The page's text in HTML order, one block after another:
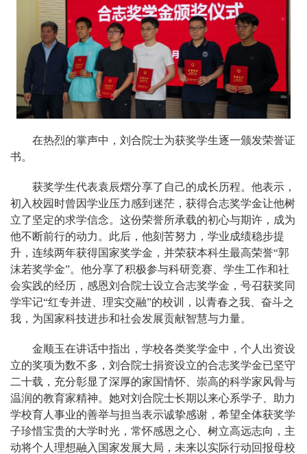
在热烈的掌声中，刘合院士为获奖学生逐一颁发荣誉证
书。
获奖学生代表袁辰熠分享了自己的成长历程。他表示，
初入校园时曾因学业压力感到迷茫， 获得合志奖学金让他树
立了坚定的求学信念。这份荣誉所承载的初心与期许，成为
他不断前行的动力。此后，他刻苦努力，学业成绩稳步提
升，连续两年获得国家奖学金，并荣获本科生最高荣誉“郭
沫若奖学金”。他分享了积极参与科研竞赛、学生工作和社
会实践的经历，感恩刘合院士设立合志奖学金，号召获奖同
学牢记“红专并进
理实交融”的校训，以青春之我、奋斗之
我，为国家科技进步和社会发展贡献智慧与力量。
金顺玉在讲话中指出，学校各类奖学金中，个人出资设
立的奖项为数不多，刘合院士捐资设立的合志奖学金已坚守
二十载，充分彰显了深厚的家国情怀、崇高的科学家风骨与
温润的教育家精神。她对刘合院士长期以来心系学子、助力
学校育人事业的善举与担当表示诚挚感谢，希望全体获奖学
子珍惜宝贵的大学时光，常怀感恩之心、树立高远志向，主
动将个人理想融入国家发展大局，未来以实际行动回报母校